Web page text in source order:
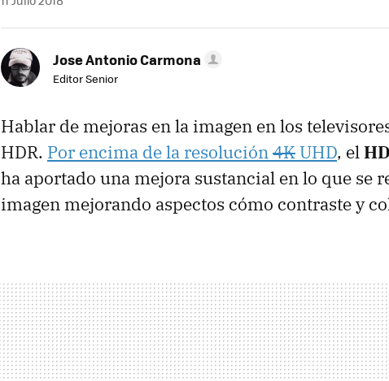
Jose Antonio Carmona
Editor Senior
Hablar de mejoras en la imagen en los
HDR. Por encima de la resolución4K UHD, el
ha aportado una mejora sustancial en lo que se
imagen mejorando aspectos cómo contraste y